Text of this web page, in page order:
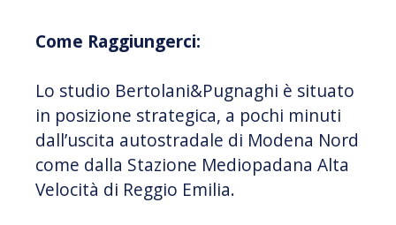
Come Raggiungerci:
Lo studio Bertolani&Pugnaghi è situato
in posizione strategica, a pochi minuti
dall’uscita autostradale di Modena Nord
come dalla Stazione Mediopadana Alta
Velocità di Reggio Emilia.